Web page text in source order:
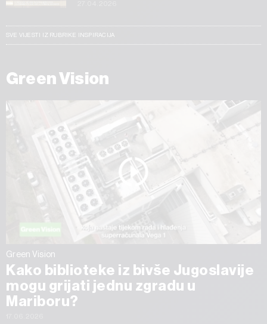
SVE VIJESTI IZ RUBRIKE INSPIRACIJA
Green Vision
Green Vision
Kako biblioteke iz bivše Jugoslavije
mogu grijati jednu zgradu u
Mariboru?